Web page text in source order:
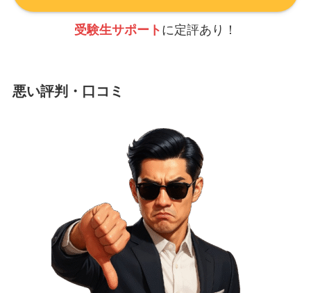
受験生サポート に定評あり！
悪い評判・口コミ